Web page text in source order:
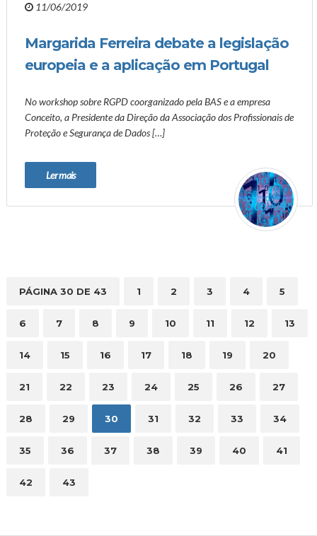
11/06/2019
Margarida Ferreira debate a legislação
europeia e a aplicação em Portugal
No workshop sobre RGPD coorganizado pela BAS e a empresa
Conceito, a Presidente da Direção da Associação dos Profissionais de
Proteção e Segurança de Dados […]
Ler mais
PÁGINA 30 DE 43 1 2 3 4 5
6 7 8 9 10 11 12 13
14 15 16 17 18 19 20
21 22 23 24 25 26 27
28 29 30 31 32 33 34
35 36 37 38 39 40 41
42 43